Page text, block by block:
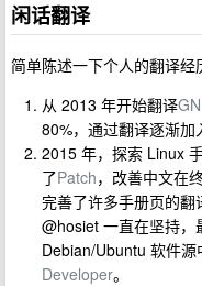
闲话翻译
简单陈述一下个人的翻译经
从 2013 年开始翻译
80%，通过翻译逐渐加
2015 年，探索 Linux
了Patch，改善中文在
完善了许多手册页的
@hosiet 一直在坚持，
Debian/Ubuntu 软件
Developer。